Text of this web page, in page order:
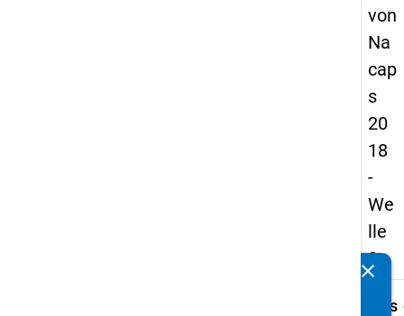
von
Na
cap
s
20
18
-
We
lle
3
Details
clear